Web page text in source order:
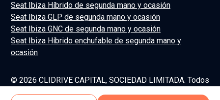
Seat Ibiza Híbrido de segunda mano y ocasión
Seat Ibiza GLP de segunda mano y ocasión
Seat Ibiza GNC de segunda mano y ocasión
Seat Ibiza Híbrido enchufable de segunda mano y
ocasión
© 2026 CLIDRIVE CAPITAL, SOCIEDAD LIMITADA. Todos
los derechos reservados.